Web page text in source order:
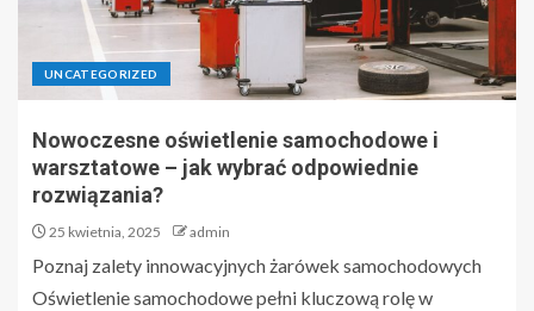
UNCATEGORIZED
Nowoczesne oświetlenie samochodowe i
warsztatowe – jak wybrać odpowiednie
rozwiązania?
25 kwietnia, 2025 admin
Poznaj zalety innowacyjnych żarówek samochodowych
Oświetlenie samochodowe pełni kluczową rolę w